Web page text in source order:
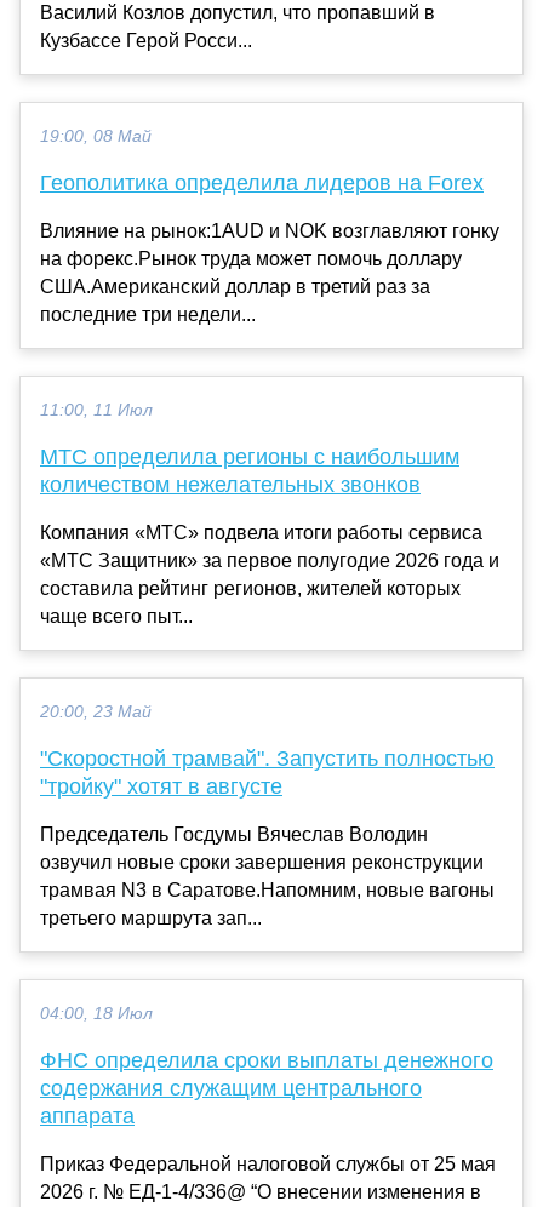
Василий Козлов допустил, что пропавший в
Кузбассе Герой Росси...
19:00, 08 Май
Геополитика определила лидеров на Forex
Влияние на рынок:1AUD и NOK возглавляют гонку
на форекс.Рынок труда может помочь доллару
США.Американский доллар в третий раз за
последние три недели...
11:00, 11 Июл
МТС определила регионы с наибольшим
количеством нежелательных звонков
Компания «МТС» подвела итоги работы сервиса
«МТС Защитник» за первое полугодие 2026 года и
составила рейтинг регионов, жителей которых
чаще всего пыт...
20:00, 23 Май
"Скоростной трамвай". Запустить полностью
"тройку" хотят в августе
Председатель Госдумы Вячеслав Володин
озвучил новые сроки завершения реконструкции
трамвая N3 в Саратове.Напомним, новые вагоны
третьего маршрута зап...
04:00, 18 Июл
ФНС определила сроки выплаты денежного
содержания служащим центрального
аппарата
Приказ Федеральной налоговой службы от 25 мая
2026 г. № ЕД-1-4/336@ “О внесении изменения в